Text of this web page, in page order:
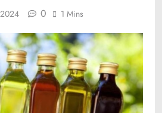
0 1 Mins